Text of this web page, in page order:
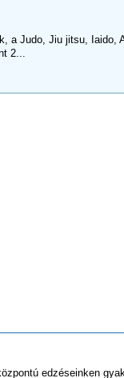
a Judo, Jiu jitsu, Iaido,
2...
edzéseinken